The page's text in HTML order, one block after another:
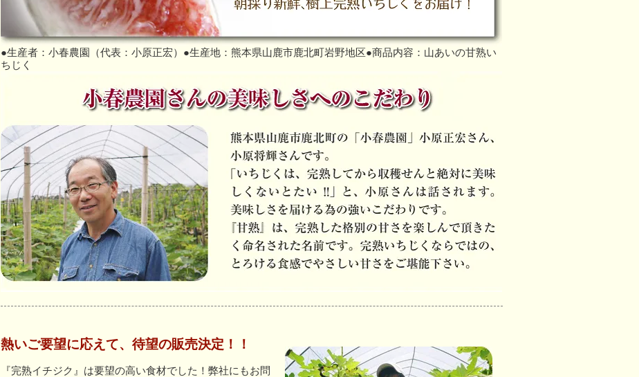
●生産者：小春農園（代表：小原正宏）●生産地：熊本県山鹿市鹿北町岩野地区●商品内容：山あいの甘熟い
ちじく
熱いご要望に応えて、待望の販売決定！！
『完熟イチジク』は要望の高い食材でした！弊社にもお問